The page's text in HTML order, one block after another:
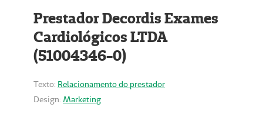
Prestador Decordis Exames
Cardiológicos LTDA
(51004346-0)
Texto: Relacionamento do prestador
Design: Marketing